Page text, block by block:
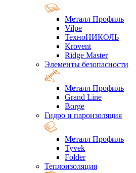
Металл Профиль
Vilpe
ТехноНИКОЛЬ
Krovent
Ridge Master
Элементы безопасности
Металл Профиль
Grand Line
Borge
Гидро и пароизоляция
Металл Профиль
Tyvek
Folder
Теплоизоляция